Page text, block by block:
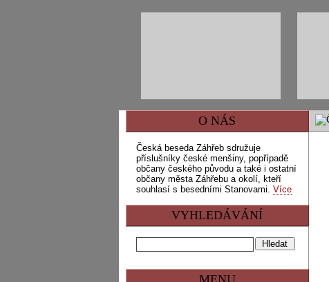
O NÁS
Česká beseda Záhřeb sdružuje
příslušníky české menšiny, popřípadě
občany českého původu a také i ostatní
občany města Záhřebu a okolí, kteří
souhlasí s besedními Stanovami. Více
VYHLEDÁVÁNÍ
MENU